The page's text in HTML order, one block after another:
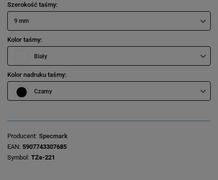
Szerokość taśmy
9 mm
Kolor taśmy
Biały
Kolor nadruku taśmy
Czarny
Producent Specmark
EAN 5907743307685
Symbol TZe-221